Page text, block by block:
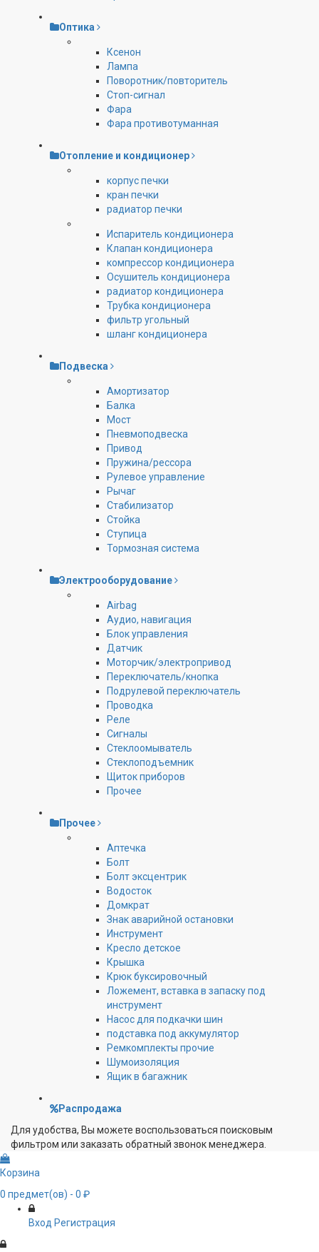
Оптика
Ксенон
Лампа
Поворотник/повторитель
Стоп-сигнал
Фара
Фара противотуманная
Отопление и кондиционер
корпус печки
кран печки
радиатор печки
Испаритель кондиционера
Клапан кондиционера
компрессор кондиционера
Осушитель кондиционера
радиатор кондиционера
Трубка кондиционера
фильтр угольный
шланг кондиционера
Подвеска
Амортизатор
Балка
Мост
Пневмоподвеска
Привод
Пружина/рессора
Рулевое управление
Рычаг
Стабилизатор
Стойка
Ступица
Тормозная система
Электрооборудование
Airbag
Аудио, навигация
Блок управления
Датчик
Моторчик/электропривод
Переключатель/кнопка
Подрулевой переключатель
Проводка
Реле
Сигналы
Стеклоомыватель
Стеклоподъемник
Щиток приборов
Прочее
Прочее
Аптечка
Болт
Болт эксцентрик
Водосток
Домкрат
Знак аварийной остановки
Инструмент
Кресло детское
Крышка
Крюк буксировочный
Ложемент, вставка в запаску под
инструмент
Насос для подкачки шин
подставка под аккумулятор
Ремкомплекты прочие
Шумоизоляция
Ящик в багажник
Распродажа
Для удобства, Вы можете воспользоваться поисковым
фильтром или заказать обратный звонок менеджера.
Корзина
0 предмет(ов) - 0 ₽
Вход Регистрация